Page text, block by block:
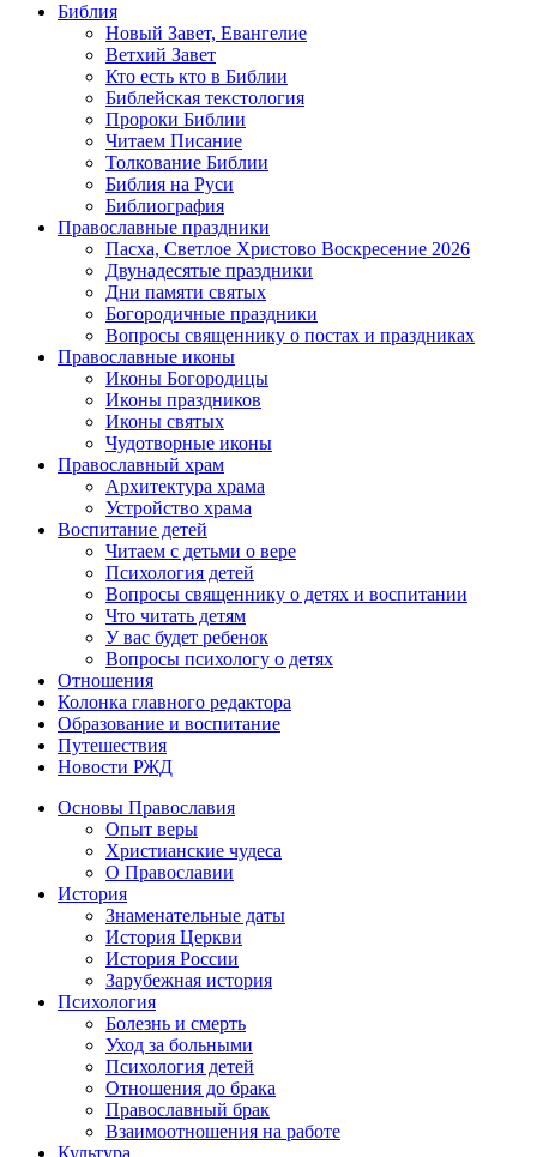
Библия
Новый Завет, Евангелие
Ветхий Завет
Кто есть кто в Библии
Библейская текстология
Пророки Библии
Читаем Писание
Толкование Библии
Библия на Руси
Библиография
Православные праздники
Пасха, Светлое Христово Воскресение 2026
Двунадесятые праздники
Дни памяти святых
Богородичные праздники
Вопросы священнику о постах и праздниках
Православные иконы
Иконы Богородицы
Иконы праздников
Иконы святых
Чудотворные иконы
Православный храм
Архитектура храма
Устройство храма
Воспитание детей
Читаем с детьми о вере
Психология детей
Вопросы священнику о детях и воспитании
Что читать детям
У вас будет ребенок
Вопросы психологу о детях
Отношения
Колонка главного редактора
Образование и воспитание
Путешествия
Новости РЖД
Основы Православия
Опыт веры
Христианские чудеса
О Православии
История
Знаменательные даты
История Церкви
История России
Зарубежная история
Психология
Болезнь и смерть
Уход за больными
Психология детей
Отношения до брака
Православный брак
Взаимоотношения на работе